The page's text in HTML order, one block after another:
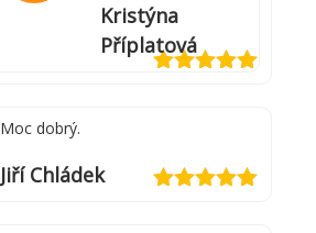
Kristýna
Příplatová
Moc dobrý.
Jiří Chládek